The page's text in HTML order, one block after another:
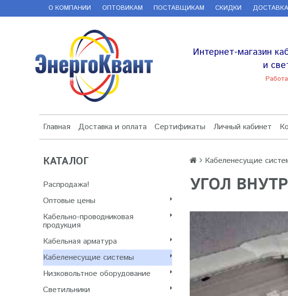
О КОМПАНИИ ОПТОВИКАМ ПОСТАВЩИКАМ СКИДКИ
Интернет-магазин
и
Главная Доставка и оплата Сертификаты Личный кабинет
КАТАЛОГ
Распродажа!
Оптовые цены
Кабельно-проводниковая
продукция
Кабельная арматура
Кабеленесущие системы
Низковольтное оборудование
Светильники
Кабеленесущие
УГОЛ